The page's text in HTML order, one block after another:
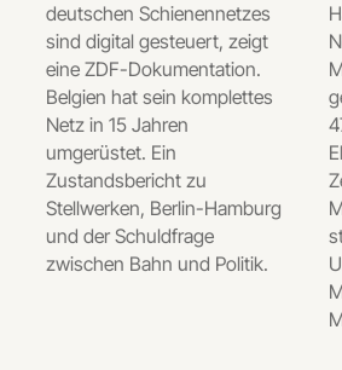
deutschen Schienennetzes
sind digital gesteuert, zeigt
eine ZDF-Dokumentation.
Belgien hat sein komplettes
Netz in 15 Jahren
umgerüstet. Ein
Zustandsbericht zu
Stellwerken, Berlin-Hamburg
und der Schuldfrage
zwischen Bahn und Politik.